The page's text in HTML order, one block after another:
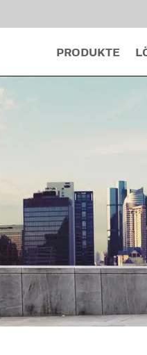
PRODUKTE